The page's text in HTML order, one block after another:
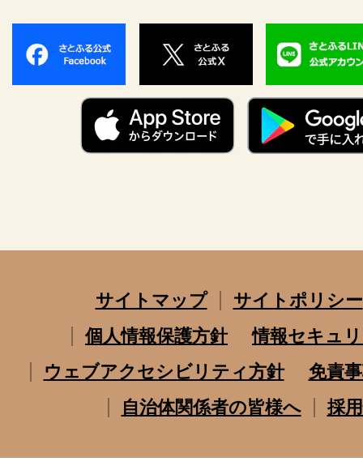
サイトマップ
サイトポリシー
個人情報保護方針
情報セキュ
ウェブアクセシビリティ方針
免責
自治体関係者の皆様へ
採